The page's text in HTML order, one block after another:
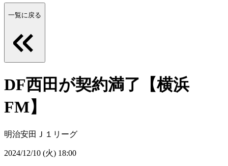
一覧に戻る
DF西田が契約満了【横浜
FM】
明治安田Ｊ１リーグ
2024/12/10 (火) 18:00